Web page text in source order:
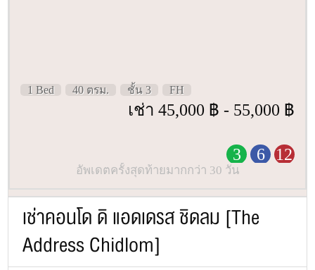
1 Bed 40 ตรม. ชั้น 3 FH
เช่า 45,000 ฿ - 55,000 ฿
3 6 12
อัพเดตครั้งสุดท้ายมากกว่า 30 วัน
เช่าคอนโด ดิ แอดเดรส ชิดลม [The
Address Chidlom]